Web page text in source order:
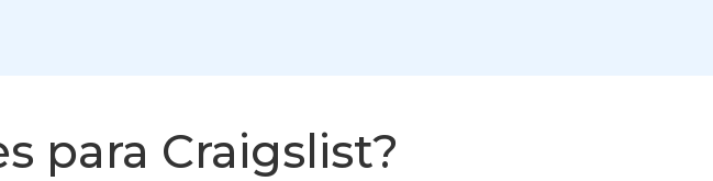
para Craigslist?